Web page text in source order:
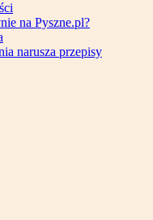
na Pyszne.pl?
narusza przepisy